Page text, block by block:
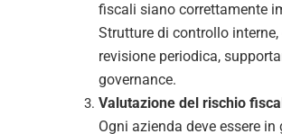
fiscali siano correttamente
Strutture di controllo
revisione periodica,
governance.
Valutazione del rischio
Ogni azienda deve essere in